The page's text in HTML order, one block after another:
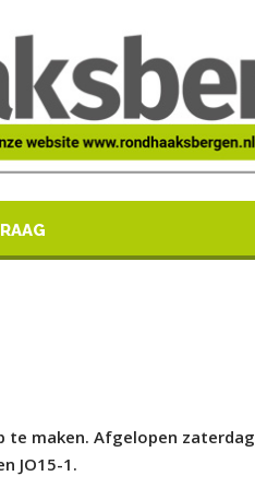
te maken. Afgelopen zaterdag
JO15-1.